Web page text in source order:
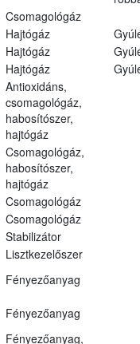
Csomagológáz
Hajtógáz
Hajtógáz
Hajtógáz
Antioxidáns,
csomagológáz,
habosítószer,
hajtógáz
Csomagológáz,
habosítószer,
hajtógáz
Csomagológáz
Csomagológáz
Stabilizátor
Lisztkezelőszer
Fényezőanyag
Fényezőanyag
Fényezőanyag,